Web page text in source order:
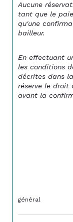
Aucune
tant que le
qu'une
bailleur.
En effectuant
les conditions
décrites dans
réserve le droit
avant la
général